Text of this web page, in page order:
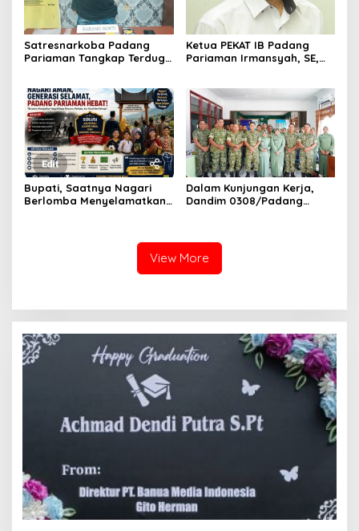
Satresnarkoba Padang
Pariaman Tangkap Terduga
Ketua PEKAT IB Padang
Pariaman Irmansyah, SE,
Dan Korong Tangguh”
Bupati, Saatnya Nagari
Berlomba Menyelamatkan
Dalam Kunjungan Kerja,
Dandim 0308/Padang
View More